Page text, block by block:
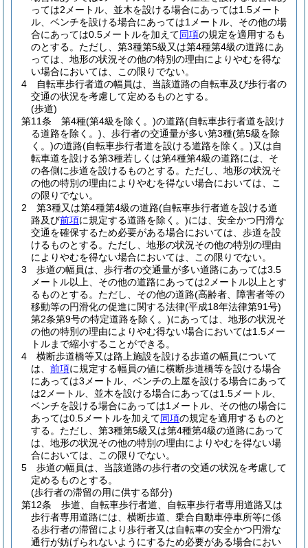
っては2メートル、並木を設ける場合にあっては1.5メート
ル、ベンチを設ける場合にあっては1メートル、その他の場
合にあっては0.5メートルを加えて同項の規定を適用するも
のとする。 ただし、第3種第5級又は第4種第4級の道路にあ
っては、地形の状況その他の特別の理由によりやむを得な
い場合においては、この限りでない。
4
自転車歩行者道の幅員は、当該道路の自転車及び歩行者の
交通の状況を考慮して定めるものとする。
(歩道)
第11条
第4種(第4級を除く。)の道路(自転車歩行者道を設け
る道路を除く。) 、歩行者の交通量が多い第3種(第5級を除
く。)の道路(自転車歩行者道を設ける道路を除く。)又は自
転車道を設ける第3種若しくは第4種第4級の道路には、そ
の各側に歩道を設けるものとする。 ただし、地形の状況そ
の他の特別の理由によりやむを得ない場合においては、こ
の限りでない。
2
第3種又は第4種第4級の道路(自転車歩行者道を設ける道
路及び前項に規定する道路を除く。)には、安全かつ円滑な
交通を確保するため必要がある場合においては、歩道を設
けるものとする。 ただし、地形の状況その他の特別の理由
によりやむを得ない場合においては、この限りでない。
3
歩道の幅員は、歩行者の交通量が多い道路にあっては3.5
メートル以上、その他の道路にあっては2メートル以上とす
るものとする。 ただし、その他の道路(高齢者、障害者等の
移動等の円滑化の促進に関する法律(平成18年法律第91号)
第2条第9号の特定道路を除く。)にあっては、地形の状況そ
の他の特別の理由によりやむ得ない場合においては1.5メー
トルまで縮小することができる。
4
横断歩道橋等又は路上施設を設ける歩道の幅員について
は、 前項に規定する幅員の値に横断歩道橋等を設ける場合
にあっては3メートル、ベンチの上屋を設ける場合にあって
は2メートル、並木を設ける場合にあっては1.5メートル、
ベンチを設ける場合にあっては1メートル、その他の場合に
あっては0.5メートルを加えて同項の規定を適用するものと
する。 ただし、第3種第5級又は第4種第4級の道路にあって
は、地形の状況その他の特別の理由によりやむを得ない場
合においては、この限りでない。
5
歩道の幅員は、当該道路の歩行者の交通の状況を考慮して
定めるものとする。
(歩行者の滞留の用に供する部分)
第12条
歩道、自転車歩行者道、自転車歩行者専用道路又は
歩行者専用道路には、横断歩道、乗合自動車停車所等に係
る歩行者の滞留により歩行者又は自転車の安全かつ円滑な
通行が妨げられないようにするため必要がある場合におい